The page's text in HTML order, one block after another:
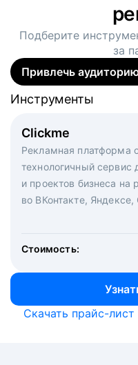
Подберите
за
Привлечь
Clickme
Рекламная платформа
технологичный сервис
и проектов бизнеса на
во ВКонтакте,
Стоимость:
Инструменты
Вакансия дня
Рекламный формат для
hh.ru. Увеличивает
Инструменты
Массовый подбор под
кандидатов и когда
маркетологи,
hh.ru с целым набором
Инструменты
Скачать прайс-